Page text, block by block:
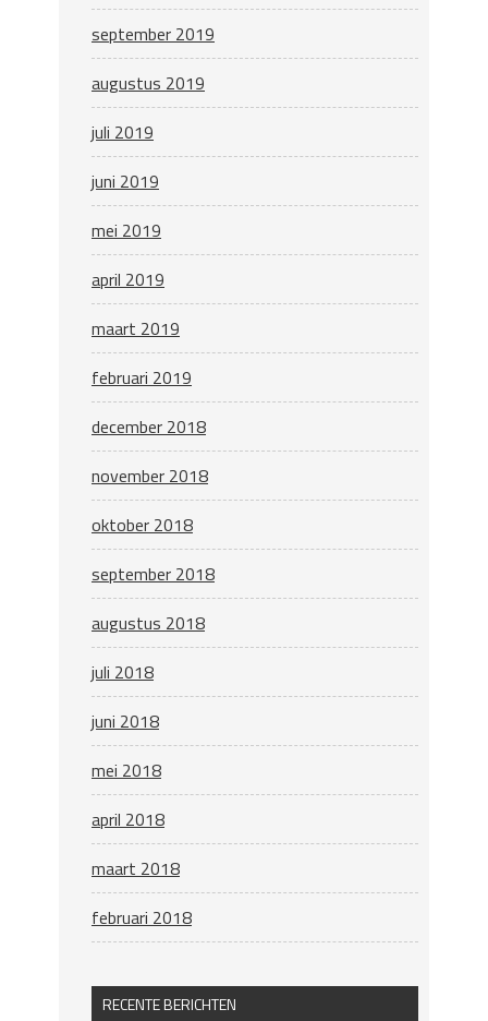
september 2019
augustus 2019
juli 2019
juni 2019
mei 2019
april 2019
maart 2019
februari 2019
december 2018
november 2018
oktober 2018
september 2018
augustus 2018
juli 2018
juni 2018
mei 2018
april 2018
maart 2018
februari 2018
RECENTE BERICHTEN